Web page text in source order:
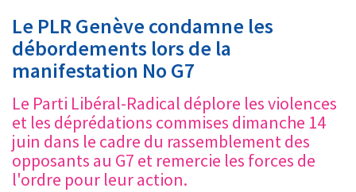
Le PLR Genève condamne les
débordements lors de la
manifestation No G7
Le Parti Libéral-Radical déplore les violences
et les déprédations commises dimanche 14
juin dans le cadre du rassemblement des
opposants au G7 et remercie les forces de
l'ordre pour leur action.